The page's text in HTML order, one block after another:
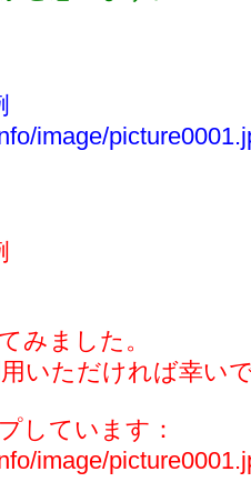
image/
みました。
いただければ幸い
しています：
image/